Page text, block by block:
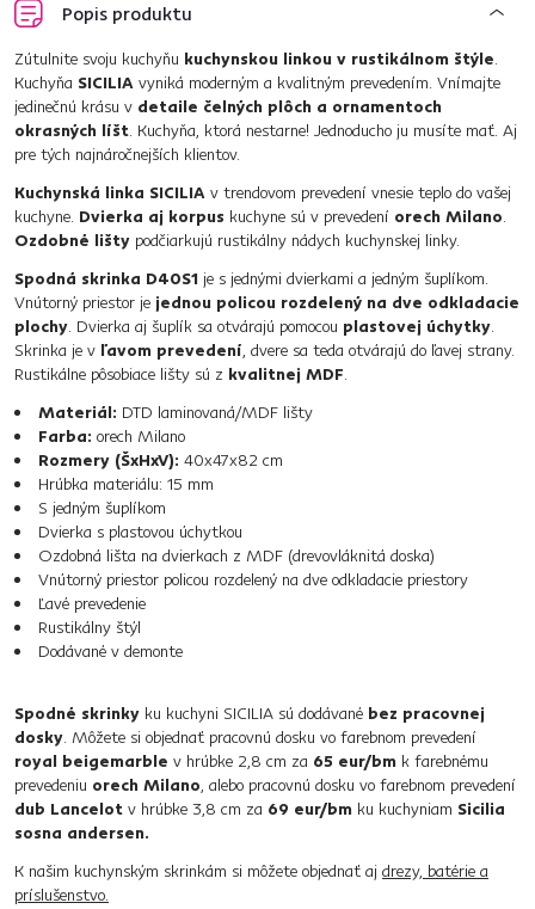
Popis produktu
Zútulnite svoju kuchyňu kuchynskou linkou v rustikálnom štýle.
Kuchyňa SICILIA vyniká moderným a kvalitným prevedením. Vnímajte
jedinečnú krásu v detaile čelných plôch a ornamentoch
okrasných líšt. Kuchyňa, ktorá nestarne! Jednoducho ju musíte mať. Aj
pre tých najnáročnejších klientov.
Kuchynská linka SICILIA v trendovom prevedení vnesie teplo do vašej
kuchyne. Dvierka aj korpus kuchyne sú v prevedení orech Milano.
Ozdobné lišty podčiarkujú rustikálny nádych kuchynskej linky.
Spodná skrinka D40S1 je s jednými dvierkami a jedným šuplíkom.
Vnútorný priestor je jednou policou rozdelený na dve odkladacie
plochy. Dvierka aj šuplík sa otvárajú pomocou plastovej úchytky.
Skrinka je v ľavom prevedení, dvere sa teda otvárajú do ľavej strany.
Rustikálne pôsobiace lišty sú z kvalitnej MDF.
Materiál: DTD laminovaná/MDF lišty
Farba: orech Milano
Rozmery (ŠxHxV): 40x47x82 cm
Hrúbka materiálu: 15 mm
S jedným šuplíkom
Dvierka s plastovou úchytkou
Ozdobná lišta na dvierkach z MDF (drevovláknitá doska)
Vnútorný priestor policou rozdelený na dve odkladacie priestory
Ľavé prevedenie
Rustikálny štýl
Dodávané v demonte
Spodné skrinky ku kuchyni SICILIA sú dodávané bez pracovnej
dosky. Môžete si objednať pracovnú dosku vo farebnom prevedení
royal beigemarble v hrúbke 2,8 cm za 65 eur/bm k farebnému
prevedeniu orech Milano, alebo pracovnú dosku vo farebnom prevedení
dub Lancelot v hrúbke 3,8 cm za 69 eur/bm ku kuchyniam Sicilia
sosna andersen.
K našim kuchynským skrinkám si môžete objednať aj drezy, batérie a
príslušenstvo.